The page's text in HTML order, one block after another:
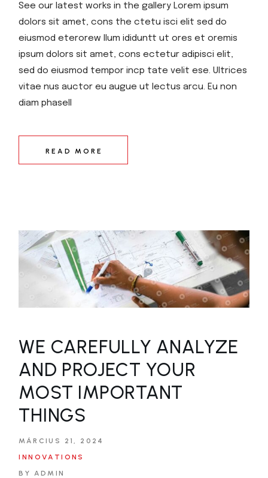
See our latest works in the gallery Lorem ipsum
dolors sit amet, cons the ctetu isci elit sed do
eiusmod eterorew llum ididuntt ut ores et oremis
ipsum dolors sit amet, cons ectetur adipisci elit,
sed do eiusmod tempor incp tate velit ese. Ultrices
vitae nus auctor eu augue ut lectus arcu. Eu non
diam phasell
READ MORE
WE CAREFULLY ANALYZE
AND PROJECT YOUR
MOST IMPORTANT
THINGS
MÁRCIUS 21, 2024
INNOVATIONS
BY ADMIN